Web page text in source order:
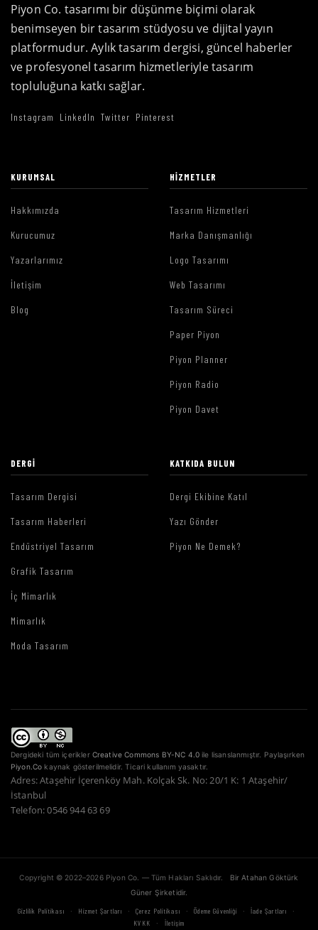
Piyon Co. tasarımı bir düşünme biçimi olarak
benimseyen bir tasarım stüdyosu ve dijital yayın
platformudur. Aylık tasarım dergisi, güncel haberler
ve profesyonel tasarım hizmetleriyle tasarım
topluluğuna katkı sağlar.
Instagram LinkedIn Twitter Pinterest
KURUMSAL
Hakkımızda
Kurucumuz
Yazarlarımız
İletişim
Blog
HIZMETLER
Tasarım Hizmetleri
Marka Danışmanlığı
Logo Tasarımı
Web Tasarımı
Tasarım Süreci
Paper Piyon
Piyon Planner
Piyon Radio
Piyon Davet
DERGI
Tasarım Dergisi
Tasarım Haberleri
Endüstriyel Tasarım
Grafik Tasarım
İç Mimarlık
Mimarlık
Moda Tasarım
KATKIDA BULUN
Dergi Ekibine Katıl
Yazı Gönder
Piyon Ne Demek?
Dergideki tüm içerikler Creative Commons BY-NC 4.0 ile lisanslanmıştır. Paylaşırken
Piyon.Co kaynak gösterilmelidir. Ticari kullanım yasaktır.
Adres: Ataşehir İçerenköy Mah. Kolçak Sk. No: 20/1 K: 1 Ataşehir/
İstanbul
Telefon: 0546 944 63 69
Copyright © 2022–2026 Piyon Co. — Tüm Hakları Saklıdır.
Bir Atahan Göktürk
Güner Şirketidir.
Gizlilik Politikası · Hizmet Şartları · Çerez Politikası · Ödeme Güvenliği · İade Şartları ·
KVKK · İletişim